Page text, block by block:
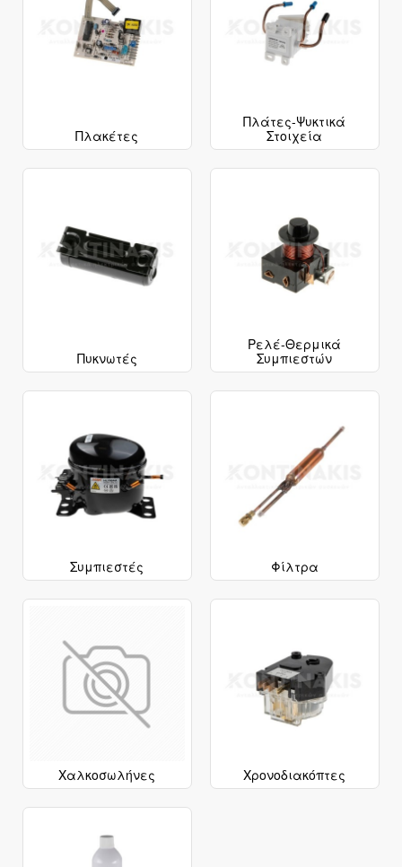
Πλακέτες
Πλάτες-Ψυκτικά
Στοιχεία
Πυκνωτές
Ρελέ-Θερμικά
Συμπιεστών
Συμπιεστές Φίλτρα
Χαλκοσωλήνες Χρονοδιακόπτες